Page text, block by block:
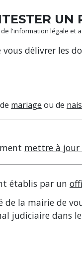
UN
de l'information légale et
vous délivrer les
mariage ou de
mettre à
établis par un
de la mairie de
judiciaire dans